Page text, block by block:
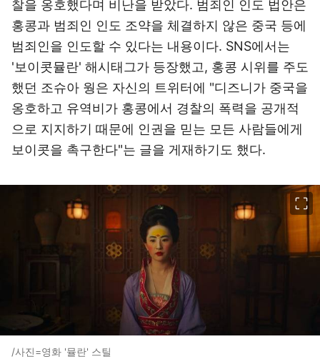
찰을 옹호했다며 비난을 받았다. 범죄인 인도 법안은
홍콩과 범죄인 인도 조약을 체결하지 않은 중국 등에
범죄인을 인도할 수 있다는 내용이다. SNS에서는
'보이콧뮬란' 해시태그가 등장했고, 홍콩 시위를 주도
했던 조슈아 웡은 자신의 트위터에 "디즈니가 중국을
옹호하고 유역비가 홍콩에서 경찰의 폭력을 공개적
으로 지지하기 때문에 인권을 믿는 모든 사람들에게
보이콧을 촉구한다"는 글을 게재하기도 했다.
/사진=영화 '뮬란' 스틸